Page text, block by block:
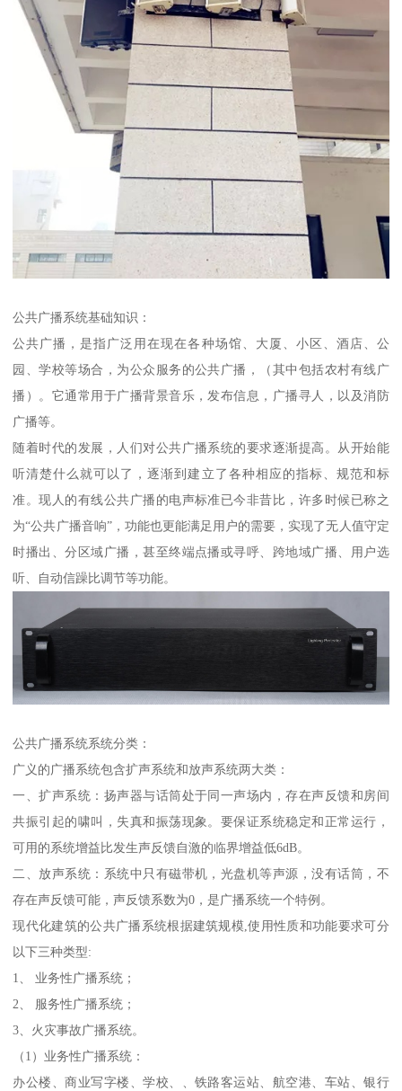
公共广播系统基础知识：
公共广播，是指广泛用在现在各种场馆、大厦、小区、酒店、公
园、学校等场合，为公众服务的公共广播，（其中包括农村有线广
播）。它通常用于广播背景音乐，发布信息，广播寻人，以及消防
广播等。
随着时代的发展，人们对公共广播系统的要求逐渐提高。从开始能
听清楚什么就可以了，逐渐到建立了各种相应的指标、规范和标
准。现人的有线公共广播的电声标准已今非昔比，许多时候已称之
为“公共广播音响”，功能也更能满足用户的需要，实现了无人值守定
时播出、分区域广播，甚至终端点播或寻呼、跨地域广播、用户选
听、自动信躁比调节等功能。
公共广播系统系统分类：
广义的广播系统包含扩声系统和放声系统两大类：
一、扩声系统：扬声器与话筒处于同一声场内，存在声反馈和房间
共振引起的啸叫，失真和振荡现象。要保证系统稳定和正常运行，
可用的系统增益比发生声反馈自激的临界增益低6dB。
二、放声系统：系统中只有磁带机，光盘机等声源，没有话筒，不
存在声反馈可能，声反馈系数为0，是广播系统一个特例。
现代化建筑的公共广播系统根据建筑规模,使用性质和功能要求可分
以下三种类型:
1、 业务性广播系统；
2、 服务性广播系统；
3、火灾事故广播系统。
（1）业务性广播系统：
办公楼、商业写字楼、学校、、铁路客运站、航空港、车站、银行